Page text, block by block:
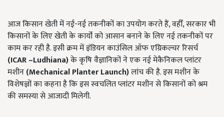
आज किसान खेती में नई-नई तकनीकों का उपयोग करते हैं, वहीँ, सरकार भी
किसानों के लिए खेती के कार्यों को आसान बनाने के लिए नई तकनीकों पर
काम कर रही है. इसी क्रम में इंडियन काउंसिल ऑफ एग्रिकल्चर रिसर्च
(ICAR –Ludhiana)के कृषि वैज्ञानिकों ने एक नई मेकैनिकल प्लांटर
मशीन(Mechanical Planter Launch)लांच की है. इस मशीन के
विशेषज्ञों का कहना है कि इस स्वचलित प्लांटर मशीन से किसानों को श्रम
की समस्या से आजादी मिलेगी.